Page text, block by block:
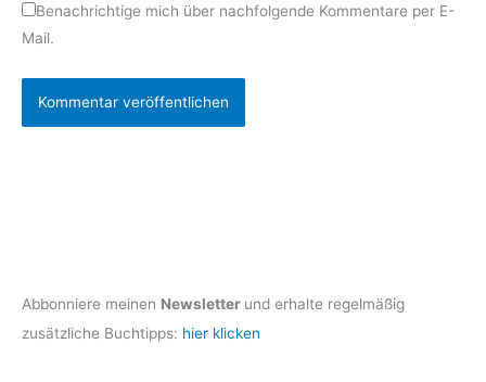
Benachrichtige mich über nachfolgende Kommentare per E-
Mail.
Abbonniere meinen Newsletter und erhalte regelmäßig
zusätzliche Buchtipps: hier klicken